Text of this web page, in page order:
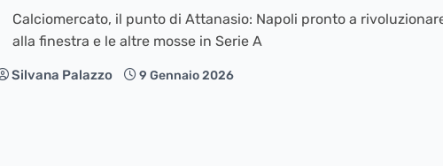
Calciomercato, il punto di Attanasio: Napoli pronto a
alla finestra e le altre mosse in Serie A
Silvana Palazzo 9 Gennaio 2026